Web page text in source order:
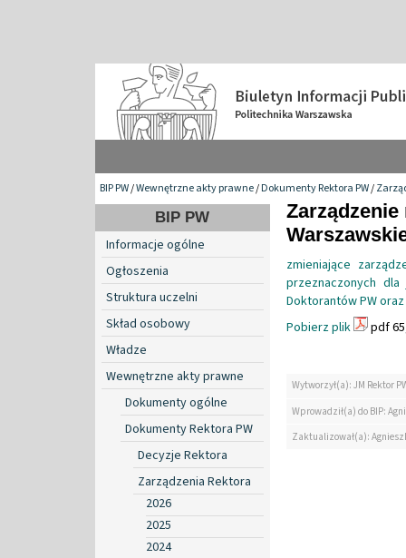
BIP PW/Wewnętrzne akty prawne/Dokumenty Rektora PW/
BIP PW
Informacje ogólne
Ogłoszenia
Struktura uczelni
Skład osobowy
Władze
Wewnętrzne akty prawne
Dokumenty ogólne
Dokumenty Rektora PW
Decyzje Rektora
Zarządzenia Rektora
2026
2025
2024
zmieniające
przeznaczonych dla
Doktorantów PW
Pobierz plik
pdf
Wytworzył(a): JM Rektor
Wprowadził(a) do BIP:
Zaktualizował(a):